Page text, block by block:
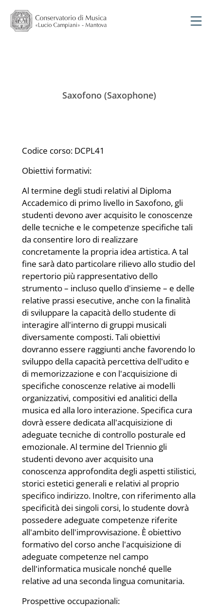
Saxofono (Saxophone)
Codice corso: DCPL41
Obiettivi formativi:
Al termine degli studi relativi al Diploma
Accademico di primo livello in Saxofono, gli
studenti devono aver acquisito le conoscenze
delle tecniche e le competenze specifiche tali
da consentire loro di realizzare
concretamente la propria idea artistica. A tal
fine sarà dato particolare rilievo allo studio del
repertorio più rappresentativo dello
strumento – incluso quello d'insieme – e delle
relative prassi esecutive, anche con la finalità
di sviluppare la capacità dello studente di
interagire all'interno di gruppi musicali
diversamente composti. Tali obiettivi
dovranno essere raggiunti anche favorendo lo
sviluppo della capacità percettiva dell'udito e
di memorizzazione e con l'acquisizione di
specifiche conoscenze relative ai modelli
organizzativi, compositivi ed analitici della
musica ed alla loro interazione. Specifica cura
dovrà essere dedicata all'acquisizione di
adeguate tecniche di controllo posturale ed
emozionale. Al termine del Triennio gli
studenti devono aver acquisito una
conoscenza approfondita degli aspetti stilistici,
storici estetici generali e relativi al proprio
specifico indirizzo. Inoltre, con riferimento alla
specificità dei singoli corsi, lo studente dovrà
possedere adeguate competenze riferite
all'ambito dell'improvvisazione. È obiettivo
formativo del corso anche l'acquisizione di
adeguate competenze nel campo
dell'informatica musicale nonché quelle
relative ad una seconda lingua comunitaria.
Prospettive occupazionali: